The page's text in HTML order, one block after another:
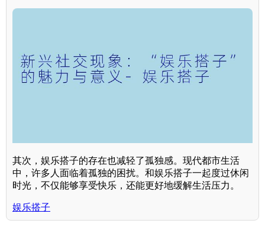
其次，娱乐搭子的存在也减轻了孤独感。现代都市生活
中，许多人面临着孤独的困扰。和娱乐搭子一起度过休闲
时光，不仅能够享受快乐，还能更好地缓解生活压力。
娱乐搭子